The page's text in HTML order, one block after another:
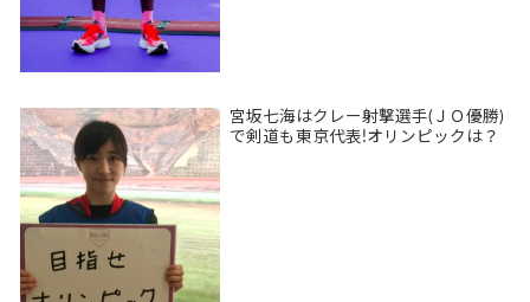
宮坂七海はクレー射撃選手(ＪＯ優勝)
で剣道も東京代表!オリンピックは？